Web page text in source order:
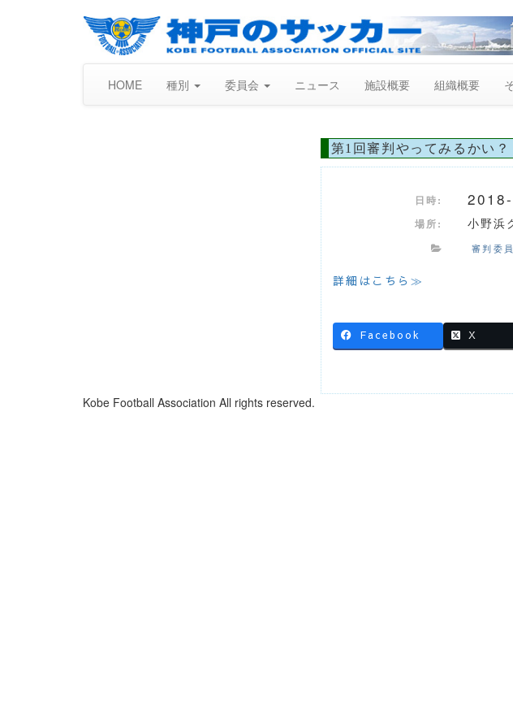
HOME 種別 委員会 ニュース 施設概要 組織概要
第1回審判やってみるかい？
日時:
場所: 小野浜
審判委
詳細はこちら≫
Facebook X
Kobe Football Association All rights reserved.